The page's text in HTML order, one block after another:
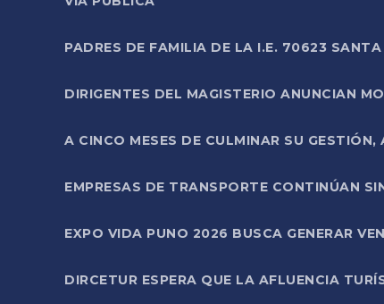
PADRES DE FAMILIA DE LA I.E. 70623
DIRIGENTES DEL MAGISTERIO ANUNCIAN
A CINCO MESES DE CULMINAR SU
EMPRESAS DE TRANSPORTE CONTINÚAN
EXPO VIDA PUNO 2026 BUSCA GENERAR
DIRCETUR ESPERA QUE LA AFLUENCIA